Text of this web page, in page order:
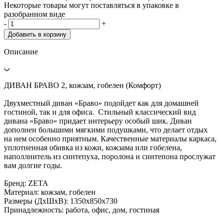
Некоторые товары могут поставляться в упаковке в
разобранном виде
-
+
Добавить в корзину
Описание
ДИВАН БРАВО 2, кожзам, гобелен (Комфорт)
Двухместный диван «Браво» подойдет как для домашней
гостиной, так и для офиса. Стильный классический вид
дивана «Браво» придает интерьеру особый шик. Диван
дополнен большими мягкими подушками, что делает отдых
на нем особенно приятным. Качественные материалы каркаса,
уплотненная обивка из кожи, кожзама или гобелена,
наполлнитель из синтепуха, поролона и синтепона прослужат
вам долгие годы.
Бренд: ZETA
Материал: кожзам, гобелен
Размеры (ДхШхВ): 1350х850х730
Принадлежность: работа, офис, дом, гостиная